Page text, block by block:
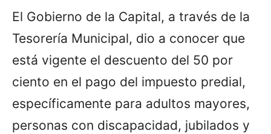
El Gobierno de la Capital, a través de la
Tesorería Municipal, dio a conocer que
está vigente el descuento del 50 por
ciento en el pago del impuesto predial,
específicamente para adultos mayores,
personas con discapacidad, jubilados y